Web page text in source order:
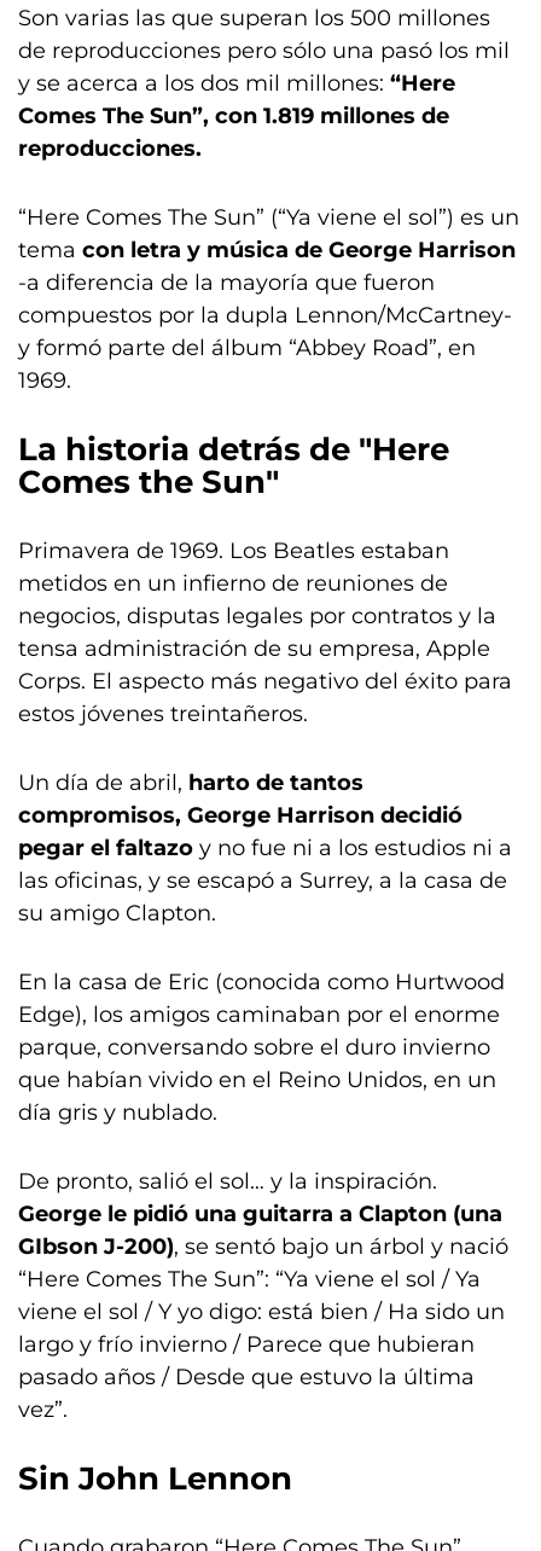
Son varias las que superan los 500 millones
de reproducciones pero sólo una pasó los mil
y se acerca a los dos mil millones: “Here
Comes The Sun”, con 1.819 millones de
reproducciones.
“Here Comes The Sun” (“Ya viene el sol”) es un
tema con letra y música de George Harrison
-a diferencia de la mayoría que fueron
compuestos por la dupla Lennon/McCartney-
y formó parte del álbum “Abbey Road”, en
1969.
La historia detrás de "Here
Comes the Sun"
Primavera de 1969. Los Beatles estaban
metidos en un infierno de reuniones de
negocios, disputas legales por contratos y la
tensa administración de su empresa, Apple
Corps. El aspecto más negativo del éxito para
estos jóvenes treintañeros.
Un día de abril, harto de tantos
compromisos, George Harrison decidió
pegar el faltazo y no fue ni a los estudios ni a
las oficinas, y se escapó a Surrey, a la casa de
su amigo Clapton.
En la casa de Eric (conocida como Hurtwood
Edge), los amigos caminaban por el enorme
parque, conversando sobre el duro invierno
que habían vivido en el Reino Unidos, en un
día gris y nublado.
De pronto, salió el sol… y la inspiración.
George le pidió una guitarra a Clapton (una
GIbson J-200), se sentó bajo un árbol y nació
“Here Comes The Sun”: “Ya viene el sol / Ya
viene el sol / Y yo digo: está bien / Ha sido un
largo y frío invierno / Parece que hubieran
pasado años / Desde que estuvo la última
vez”.
Sin John Lennon